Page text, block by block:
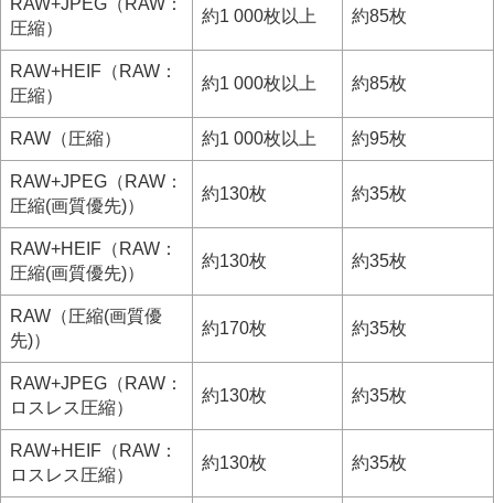
RAW+JPEG （RAW：
圧縮）
約1 000枚以上 約85枚
RAW+HEIF （RAW：
圧縮）
約1 000枚以上 約85枚
RAW（圧縮） 約1 000枚以上 約95枚
RAW+JPEG （RAW：
圧縮(画質優先)）
約130枚 約35枚
RAW+HEIF （RAW：
圧縮(画質優先)）
約130枚 約35枚
RAW（圧縮(画質優
先)）
約170枚 約35枚
RAW+JPEG （RAW：
ロスレス圧縮）
約130枚 約35枚
RAW+HEIF （RAW：
ロスレス圧縮）
約130枚 約35枚